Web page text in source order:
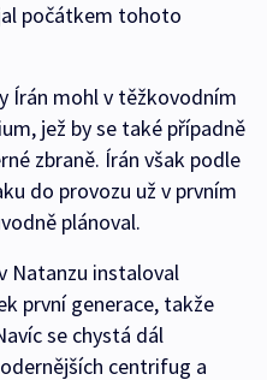
počátkem tohoto
Írán mohl v těžkovodním
jež by se také případně
zbraně. Írán však podle
do provozu už v prvním
plánoval.
Natanzu instaloval
první generace, takže
se chystá dál
centrifug a